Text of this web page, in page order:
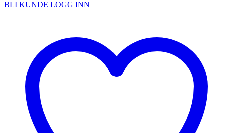
BLI KUNDE LOGG INN